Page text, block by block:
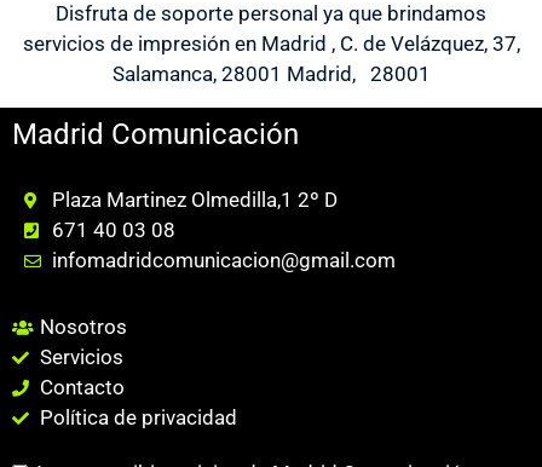
Disfruta de soporte personal ya que brindamos
servicios de impresión en Madrid , C. de Velázquez, 37,
Salamanca, 28001 Madrid, 28001
Madrid Comunicación
Plaza Martinez Olmedilla,1 2º D
671 40 03 08
infomadridcomunicacion@gmail.com
Nosotros
Servicios
Contacto
Política de privacidad